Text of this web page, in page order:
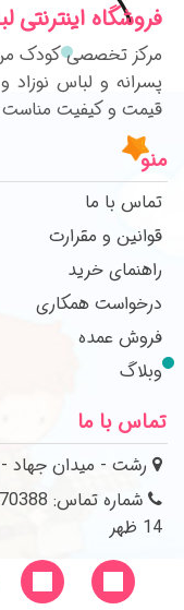
فروشگاه
مرکز تخصصی کودک من
پسرانه و لباس
قیمت و کیفیت
منو
تماس با ما
قوانین و مقرارت
راهنمای خرید
درخواست همکاری
فروش عمده
وبلاگ
تماس با ما
رشت - میدان جهاد
14 ظهر